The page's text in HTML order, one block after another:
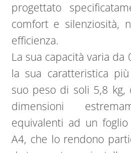
progettato
comfort e silenziosità,
efficienza.
La sua capacità varia da
la sua caratteristica
suo peso di soli 5,8 kg,
dimensioni
equivalenti ad un
A4, che lo rendono